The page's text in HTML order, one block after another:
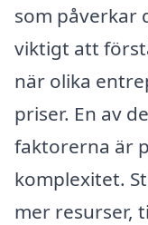
som påverkar
viktigt att
när olika
priser. En av
faktorerna är
komplexitet.
mer resurser,